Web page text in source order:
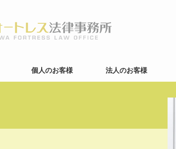
個人のお客様 法人のお客様